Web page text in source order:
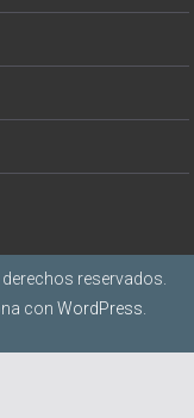
reservados.
con WordPress.